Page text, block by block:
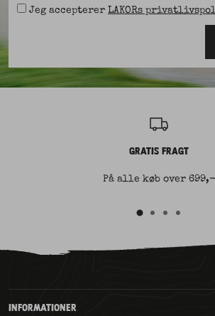
Jeg accepterer LAKORs
GRATIS FRAGT
På alle køb over 699,-
til
INFORMATIONER